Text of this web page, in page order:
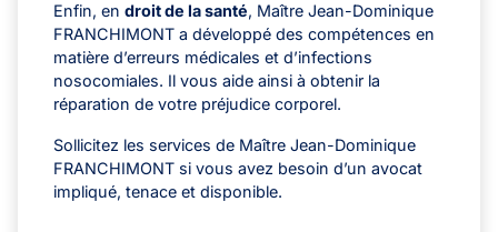
Enfin, en droit de la santé, Maître Jean-Dominique
FRANCHIMONT a développé des compétences en
matière d’erreurs médicales et d’infections
nosocomiales. Il vous aide ainsi à obtenir la
réparation de votre préjudice corporel.
Sollicitez les services de Maître Jean-Dominique
FRANCHIMONT si vous avez besoin d’un avocat
impliqué, tenace et disponible.